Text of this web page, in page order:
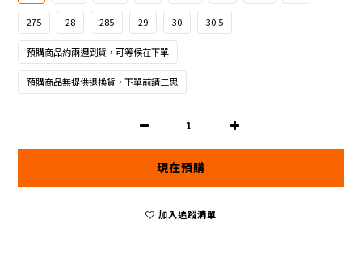
275 28 285 29 30 30.5
預購商品約兩週到貨，可等候在下單
預購商品無提供退換貨，下單前請三思
現在預購
加入追蹤清單